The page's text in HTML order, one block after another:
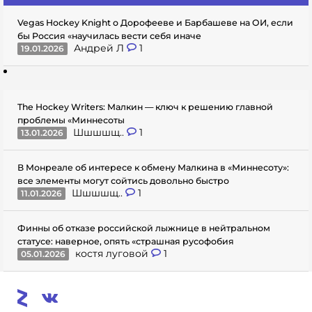
Vegas Hockey Knight о Дорофееве и Барбашеве на ОИ, если
бы Россия «научилась вести себя иначе
19.01.2026
Андрей Л 1
The Hockey Writers: Малкин — ключ к решению главной
проблемы «Миннесоты
13.01.2026
Шшшшщ.. 1
В Монреале об интересе к обмену Малкина в «Миннесоту»:
все элементы могут сойтись довольно быстро
11.01.2026
Шшшшщ.. 1
Финны об отказе российской лыжнице в нейтральном
статусе: наверное, опять «страшная русофобия
05.01.2026
костя луговой 1